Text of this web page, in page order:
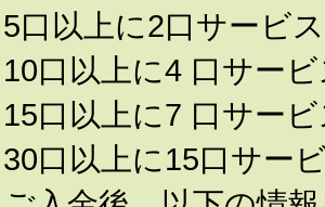
5口以上に2口サービ
10口以上に4 口サー
15口以上に7 口サー
30口以上に15口サー